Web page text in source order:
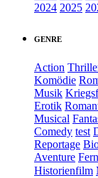
2024 2025
GENRE
Action
Komödie
Musik
Erotik
Musical
Comedy test
Reportage
Aventure
Historienfilm